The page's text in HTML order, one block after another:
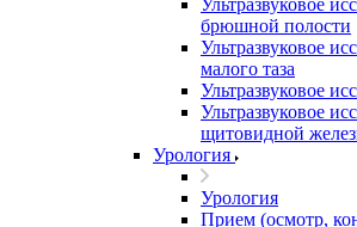
Ультразвуковое
брюшной полости
Ультразвуковое
малого таза
Ультразвуковое
Ультразвуковое
щитовидной
Урология
Урология
Прием (осмотр,